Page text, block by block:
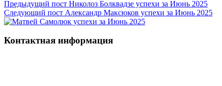
Предыдущий пост Николоз Болквадзе успехи за Июнь 2025
Следующий пост Александр Максюков успехи за Июнь 2025
Контактная информация